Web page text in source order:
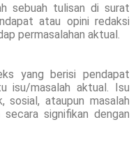
sebuah tulisan di surat
atau opini redaksi
permasalahan aktual.
yang berisi pendapat
isu/masalah aktual. Isu
ataupun masalah
signifikan dengan